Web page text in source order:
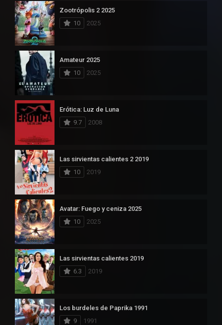
Zootrópolis 2 2025
10
2025
Amateur 2025
10
2025
Erótica: Luz de Luna
9.7
2008
Las sirvientas calientes 2 2019
10
2019
Avatar: Fuego y ceniza 2025
10
2025
Las sirvientas calientes 2019
6.3
2019
Los burdeles de Paprika 1991
9
1991